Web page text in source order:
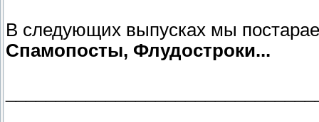
В следующих выпусках мы
Спамопосты, Флудостроки...